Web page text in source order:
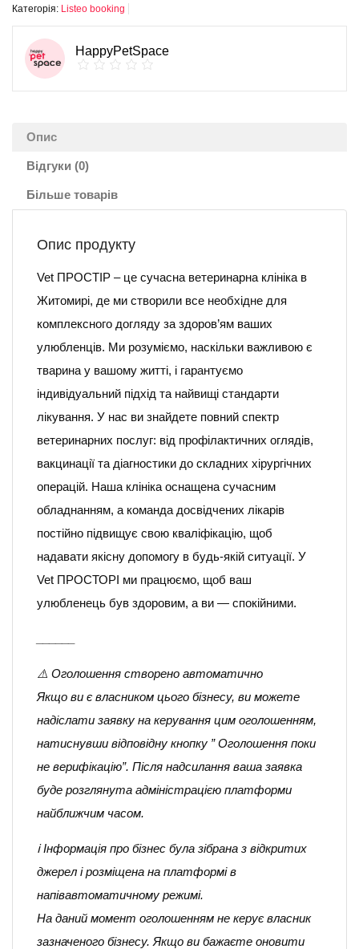
Категорія: Listeo booking
HappyPetSpace
Опис
Відгуки (0)
Більше товарів
Опис продукту
Vet ПРОСТІР – це сучасна ветеринарна клініка в
Житомирі, де ми створили все необхідне для
комплексного догляду за здоров’ям ваших
улюбленців. Ми розуміємо, наскільки важливою є
тварина у вашому житті, і гарантуємо
індивідуальний підхід та найвищі стандарти
лікування. У нас ви знайдете повний спектр
ветеринарних послуг: від профілактичних оглядів,
вакцинації та діагностики до складних хірургічних
операцій. Наша клініка оснащена сучасним
обладнанням, а команда досвідчених лікарів
постійно підвищує свою кваліфікацію, щоб
надавати якісну допомогу в будь-якій ситуації. У
Vet ПРОСТОРІ ми працюємо, щоб ваш
улюбленець був здоровим, а ви — спокійними.
⚠️ Оголошення створено автоматично
Якщо ви є власником цього бізнесу, ви можете
надіслати заявку на керування цим оголошенням,
натиснувши відповідну кнопку ” Оголошення поки
не верифікацію”. Після надсилання ваша заявка
буде розглянута адміністрацією платформи
найближчим часом.
ℹ️ Інформація про бізнес була зібрана з відкритих
джерел і розміщена на платформі в
напівавтоматичному режимі.
На даний момент оголошенням не керує власник
зазначеного бізнесу. Якщо ви бажаєте оновити